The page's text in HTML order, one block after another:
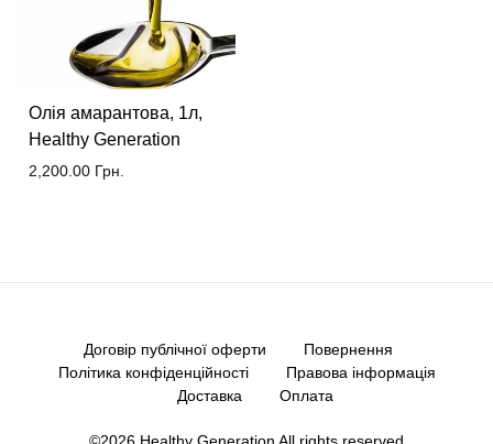
Олія амарантова, 1л,
Healthy Generation
2,200.00 Грн.
Договір публічної оферти
Повернення
Політика конфіденційності
Правова інформація
Доставка
Оплата